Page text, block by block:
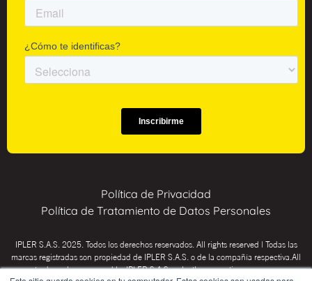
Política de Privacidad
Política de Tratamiento de Datos Personales
IPLER S.A.S. 2025. Todos los derechos reservados. All rights reserved | Todas las
marcas registradas son propiedad de IPLER S.A.S. o de la compañía respectiva.All
trademarks are owned by IPLER S.A.S. or by the respective company.